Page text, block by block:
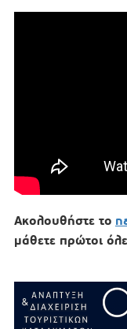
Ακολουθήστε το
μάθετε πρώτοι